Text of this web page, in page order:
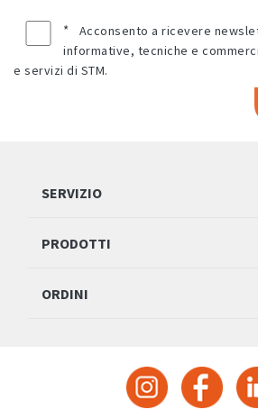
*
informative, tecniche e
e servizi di STM.
SERVIZIO
PRODOTTI
ORDINI